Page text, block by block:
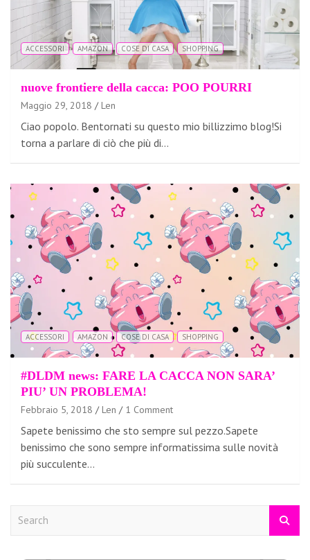
ACCESSORI AMAZON COSE DI CASA SHOPPING
nuove frontiere della cacca: POO POURRI
Maggio 29, 2018 Len
Ciao popolo. Bentornati su questo mio billizzimo blog!Si
torna a parlare di ciò che più di…
ACCESSORI AMAZON COSE DI CASA SHOPPING
#DLDM news: FARE LA CACCA NON SARA’
PIU’ UN PROBLEMA!
Febbraio 5, 2018 Len 1 Comment
Sapete benissimo che sto sempre sul pezzo.Sapete
benissimo che sono sempre informatissima sulle novità
più succulente…